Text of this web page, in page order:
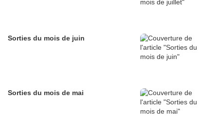
Sorties du mois de juin
Sorties du mois de mai